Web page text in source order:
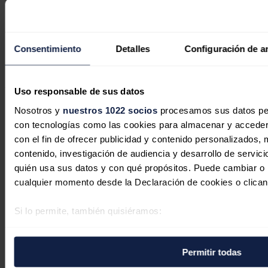
Consentimiento Detalles Configuración de
Uso responsable de sus datos
Nosotros y nuestros 1022 sociosprocesamos sus datos
con tecnologías como las cookies para almacenar y
con el fin de ofrecer publicidad y contenido personalizados,
contenido, investigación de audiencia y desarrollo de
quién usa sus datos y con qué propósitos. Puede cambiar
cualquier momento desde la Declaración de cookies o
Si lo permite, también quisiéramos:
Identificar su dispositivo analizándolo activamente
Permitir todas
impacto económico del gran apagón
Un comentario
01/11/2020
En vez de decir que la cantidad de deshechos que va a
los materiales para hacer estas baterías, y cuántas hectáreas